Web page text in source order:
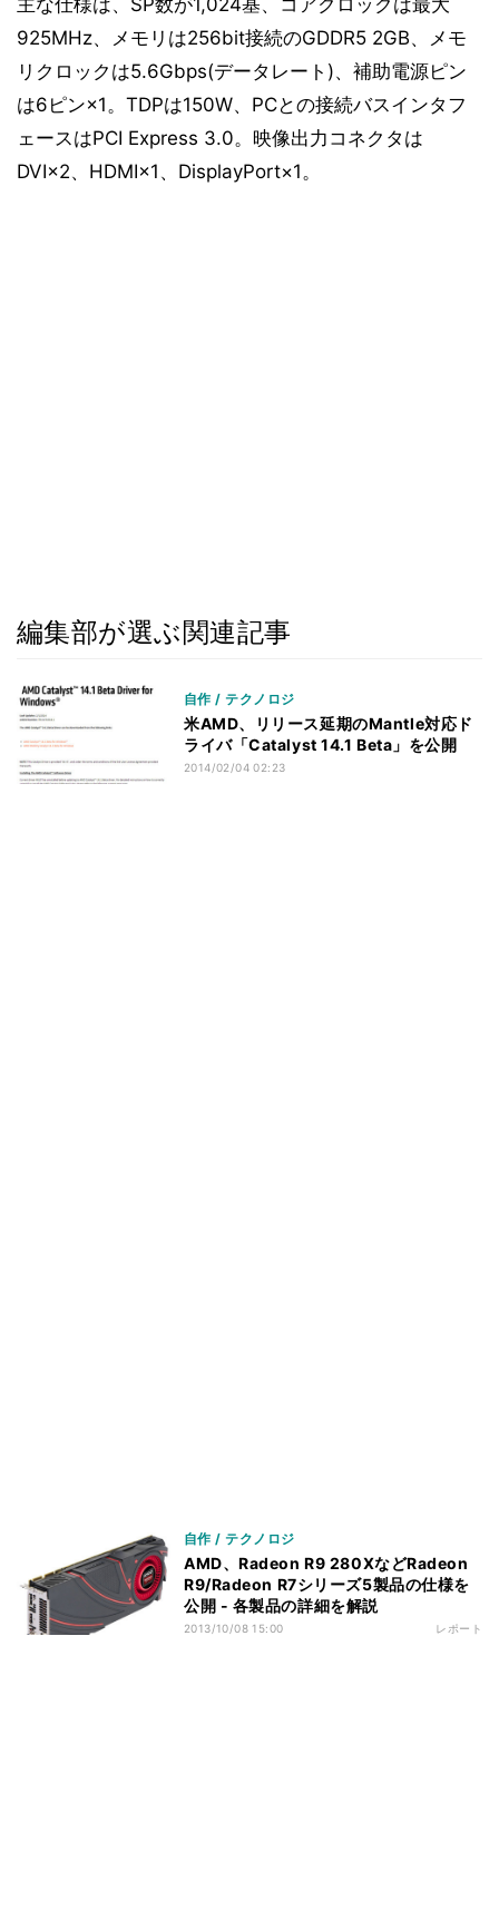
主な仕様は、SP数が1,024基、コアクロックは最大
925MHz、メモリは256bit接続のGDDR5 2GB、メモ
リクロックは5.6Gbps(データレート)、補助電源ピン
は6ピン×1。TDPは150W、PCとの接続バスインタフ
ェースはPCI Express 3.0。映像出力コネクタは
DVI×2、HDMI×1、DisplayPort×1。
編集部が選ぶ関連記事
自作 / テクノロジ
米AMD、リリース延期のMantle対応ド
ライバ「Catalyst 14.1 Beta」を公開
2014/02/04 02:23
自作 / テクノロジ
AMD、Radeon R9 280XなどRadeon
R9/Radeon R7シリーズ5製品の仕様を
公開 - 各製品の詳細を解説
2013/10/08 15:00 レポート